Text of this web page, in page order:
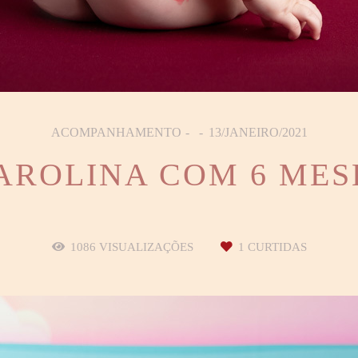
ACOMPANHAMENTO 13/JANEIRO/2021
COM 6
1086 VISUALIZAÇÕES 1 CURTIDAS